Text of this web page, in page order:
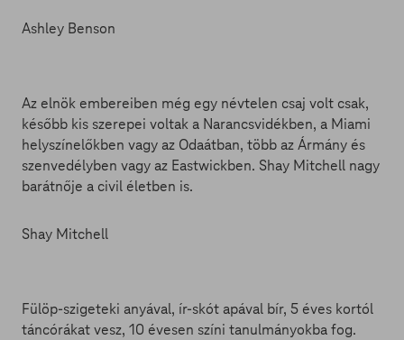
Ashley Benson
Az elnök embereiben még egy névtelen csaj volt csak,
később kis szerepei voltak a Narancsvidékben, a Miami
helyszínelőkben vagy az Odaátban, több az Ármány és
szenvedélyben vagy az Eastwickben. Shay Mitchell nagy
barátnője a civil életben is.
Shay Mitchell
Fülöp-szigeteki anyával, ír-skót apával bír, 5 éves kortól
táncórákat vesz, 10 évesen színi tanulmányokba fog.